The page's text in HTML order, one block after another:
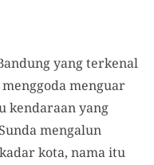
yang terkenal
menguar
kendaraan yang
mengalun
kota, nama itu